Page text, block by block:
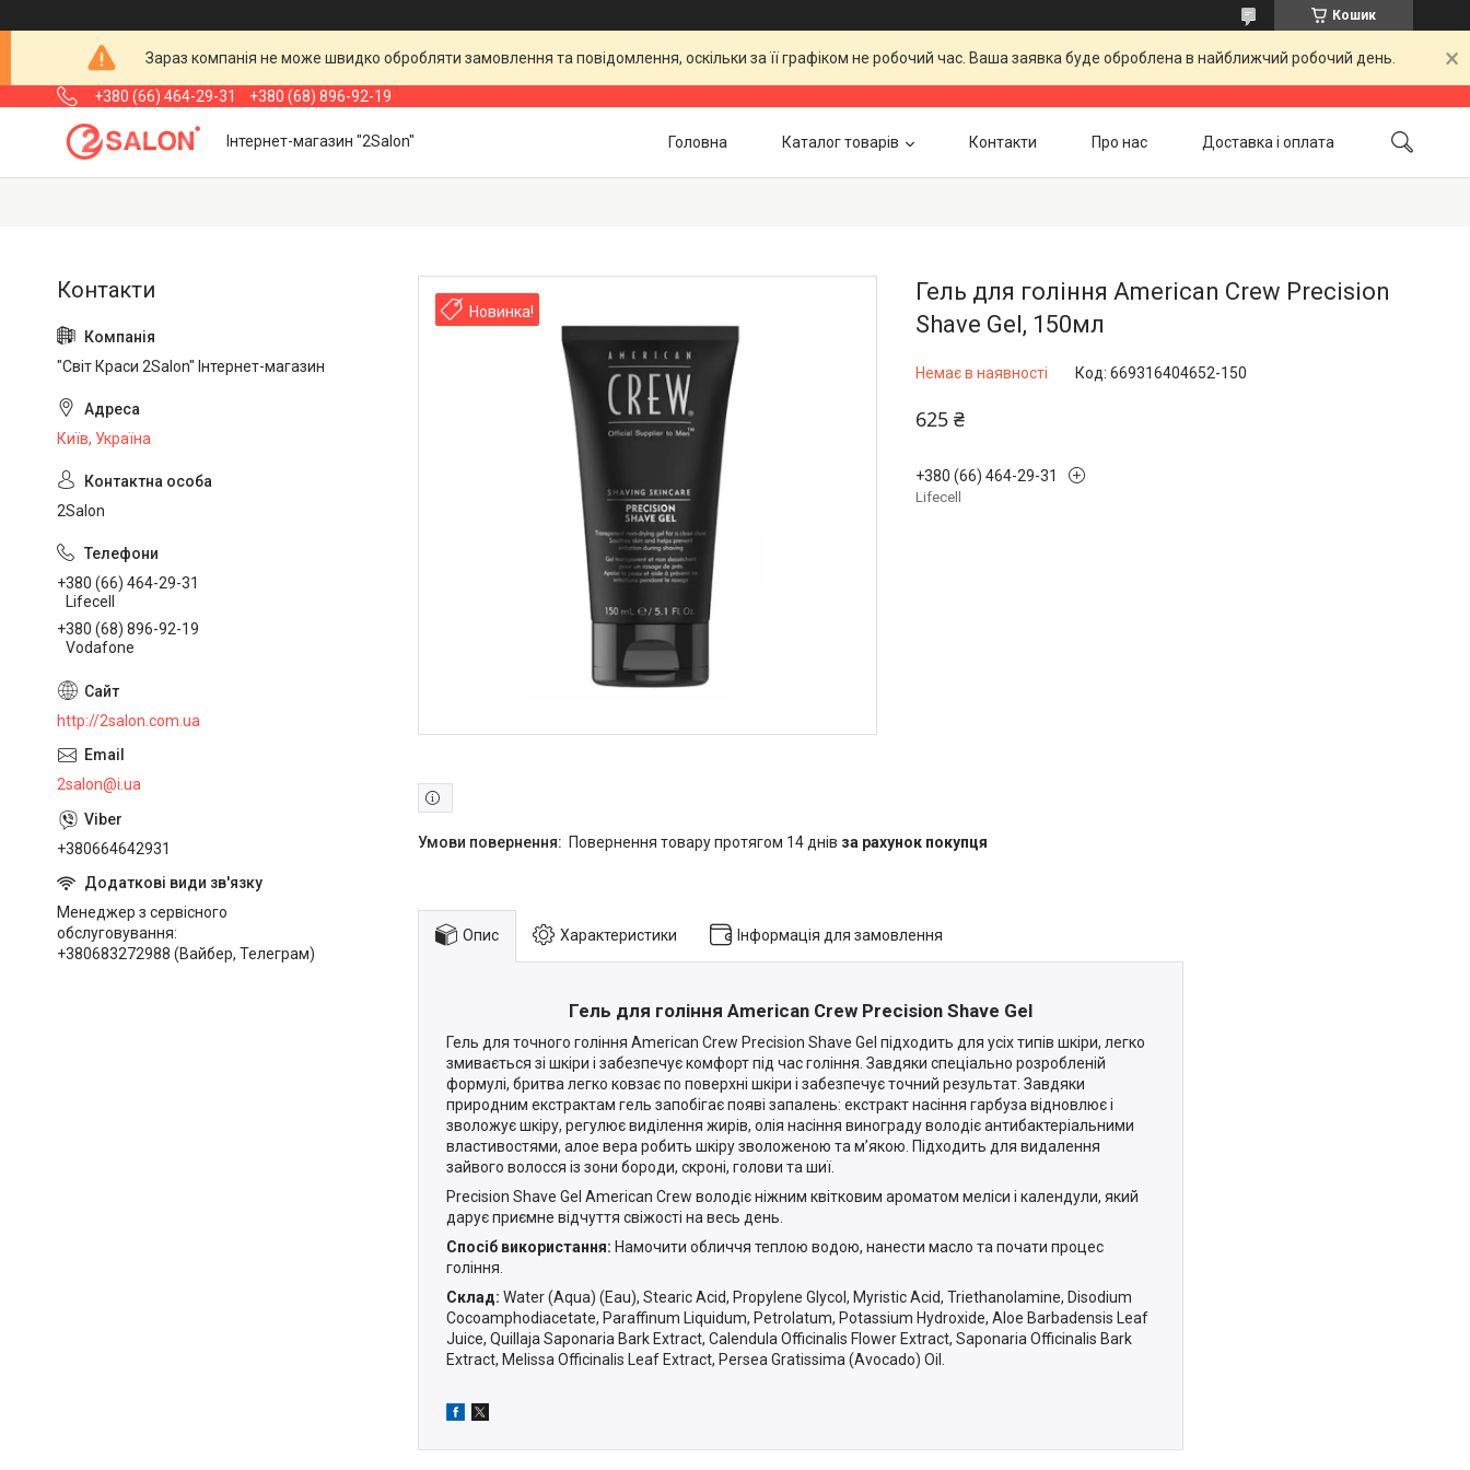
Кошик
Зараз компанія не може швидко обробляти замовлення та повідомлення, оскільки за її графіком не робочий час. Ваша заявка буде оброблена в найближчий робочий день.
+380 (66) 464-29-31 +380 (68) 896-92-19
Інтернет-магазин "2Salon" Головна Каталог товарів Контакти Про нас Доставка і оплата
Новинка!
Гель для гоління American Crew Precision
Shave Gel, 150мл
Немає в наявності Код: 669316404652-150
625 ₴
+380 (66) 464-29-31
Lifecell
повернення товару протягом 14 днів за рахунок покупця
Опис Характеристики Інформація для замовлення
Гель для гоління American Crew Precision Shave Gel
Гель для точного гоління American Crew Precision Shave Gel підходить для усіх типів шкіри, легко
змивається зі шкіри і забезпечує комфорт під час гоління. Завдяки спеціально розробленій
формулі, бритва легко ковзає по поверхні шкіри і забезпечує точний результат. Завдяки
природним екстрактам гель запобігає появі запалень: екстракт насіння гарбуза відновлює і
зволожує шкіру, регулює виділення жирів, олія насіння винограду володіє антибактеріальними
властивостями, алое вера робить шкіру зволоженою та м’якою. Підходить для видалення
зайвого волосся із зони бороди, скроні, голови та шиї.
Precision Shave Gel American Crew володіє ніжним квітковим ароматом меліси і календули, який
дарує приємне відчуття свіжості на весь день.
Спосіб використання: Намочити обличчя теплою водою, нанести масло та почати процес
гоління.
Склад: Water (Aqua) (Eau), Stearic Acid, Propylene Glycol, Myristic Acid, Triethanolamine, Disodium
Cocoamphodiacetate, Paraffinum Liquidum, Petrolatum, Potassium Hydroxide, Aloe Barbadensis Leaf
Juice, Quillaja Saponaria Bark Extract, Calendula Officinalis Flower Extract, Saponaria Officinalis Bark
Extract, Melissa Officinalis Leaf Extract, Persea Gratissima (Avocado) Oil.
"Світ Краси 2Salon" Інтернет-магазин
Київ, Україна
2Salon
+380 (66) 464-29-31
Lifecell
+380 (68) 896-92-19
Vodafone
http://2salon.com.ua
2salon@i.ua
+380664642931
Менеджер з сервісного
обслуговування
+380683272988 (Вайбер, Телеграм)